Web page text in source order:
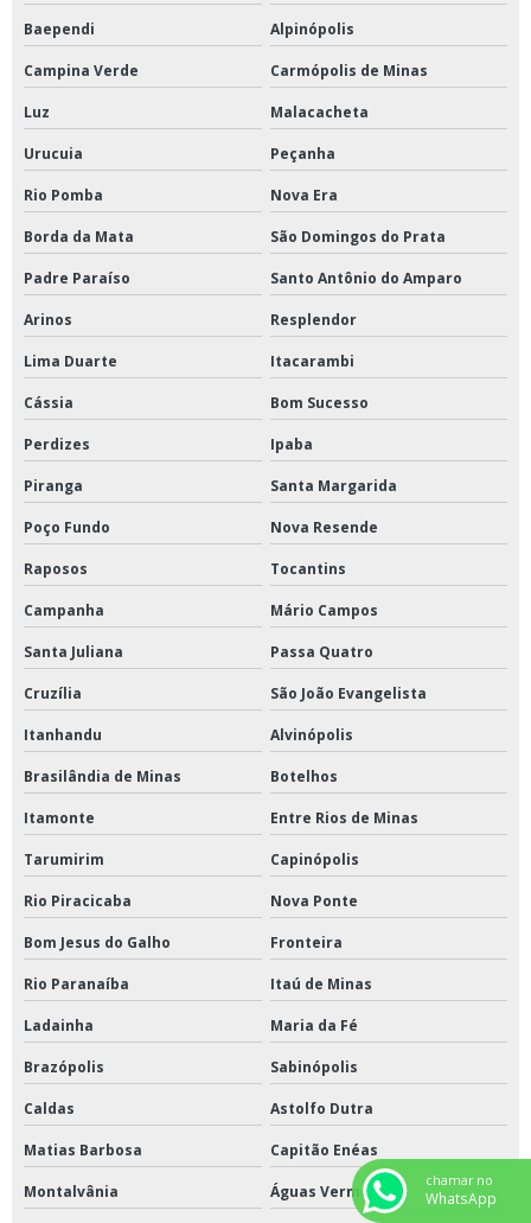
Baependi Alpinópolis
Campina Verde Carmópolis de Minas
Luz Malacacheta
Urucuia Peçanha
Rio Pomba Nova Era
Borda da Mata São Domingos do Prata
Padre Paraíso Santo Antônio do Amparo
Arinos Resplendor
Lima Duarte Itacarambi
Cássia Bom Sucesso
Perdizes Ipaba
Piranga Santa Margarida
Poço Fundo Nova Resende
Raposos Tocantins
Campanha Mário Campos
Santa Juliana Passa Quatro
Cruzília São João Evangelista
Itanhandu Alvinópolis
Brasilândia de Minas Botelhos
Itamonte Entre Rios de Minas
Tarumirim Capinópolis
Rio Piracicaba Nova Ponte
Bom Jesus do Galho Fronteira
Rio Paranaíba Itaú de Minas
Ladainha Maria da Fé
Brazópolis Sabinópolis
Caldas Astolfo Dutra
Matias Barbosa Capitão Enéas
Montalvânia Águas Vermelhas
chamar no
WhatsApp